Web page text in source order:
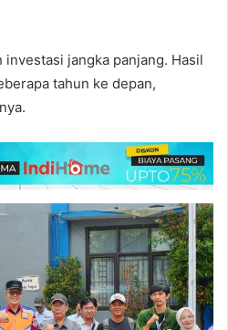
investasi jangka panjang. Hasil
tahun ke depan,